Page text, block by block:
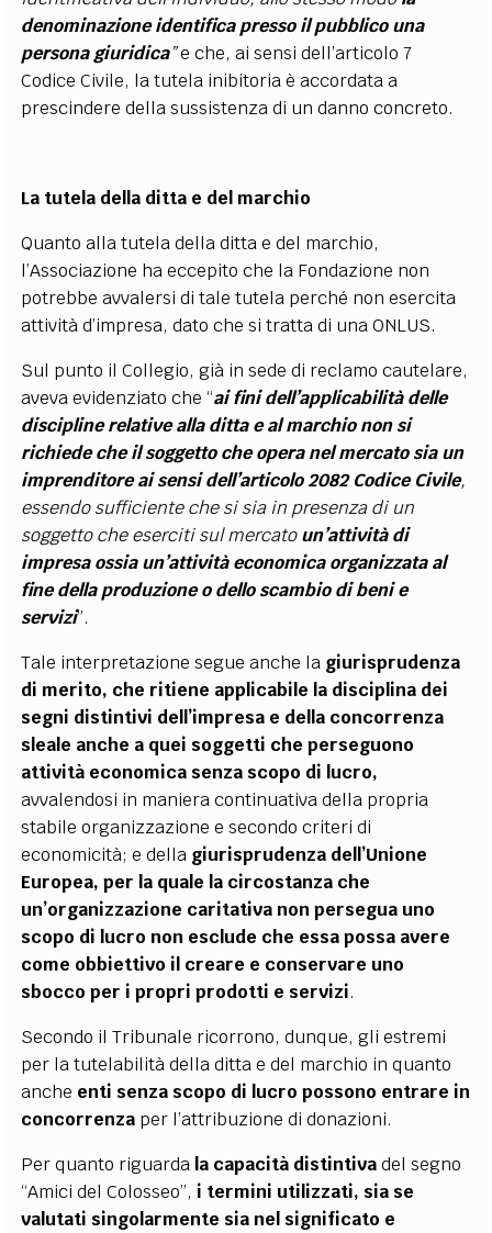
denominazione identifica presso il pubblico una
persona giuridica”e che, ai sensi dell’articolo 7
Codice Civile, la tutela inibitoria è accordata a
prescindere della sussistenza di un danno concreto.
La tutela della ditta e del marchio
Quanto alla tutela della ditta e del marchio,
l’Associazione ha eccepito che la Fondazione non
potrebbe avvalersi di tale tutela perché non esercita
attività d’impresa, dato che si tratta di una ONLUS.
Sul punto il Collegio, già in sede di reclamo cautelare,
aveva evidenziato che “ai fini dell’applicabilità delle
discipline relative alla ditta e al marchio non si
richiede che il soggetto che opera nel mercato sia un
imprenditore ai sensi dell’articolo 2082 Codice Civile,
essendo sufficiente che si sia in presenza di un
soggetto che eserciti sul mercatoun’attività di
impresa ossia un’attività economica organizzata al
fine della produzione o dello scambio di beni e
servizi”.
Tale interpretazione segue anche la giurisprudenza
di merito, che ritiene applicabile la disciplina dei
segni distintivi dell’impresa e della concorrenza
sleale anche a quei soggetti che perseguono
attività economica senza scopo di lucro,
avvalendosi in maniera continuativa della propria
stabile organizzazione e secondo criteri di
economicità; e della giurisprudenza dell’Unione
Europea, per la quale la circostanza che
un’organizzazione caritativa non persegua uno
scopo di lucro non esclude che essa possa avere
come obbiettivo il creare e conservare uno
sbocco per i propri prodotti e servizi.
Secondo il Tribunale ricorrono, dunque, gli estremi
per la tutelabilità della ditta e del marchio in quanto
anche enti senza scopo di lucro possono entrare in
concorrenza per l’attribuzione di donazioni.
Per quanto riguarda la capacità distintivadel segno
“Amici del Colosseo”, i termini utilizzati, sia se
valutati singolarmente sia nel significato e